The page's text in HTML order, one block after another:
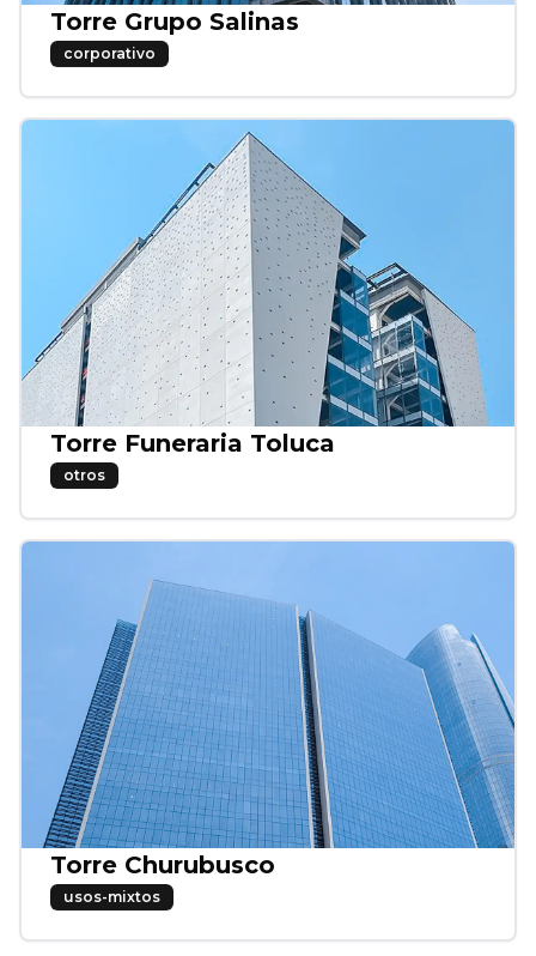
Torre Grupo Salinas
corporativo
Torre Funeraria Toluca
otros
Torre Churubusco
usos-mixtos